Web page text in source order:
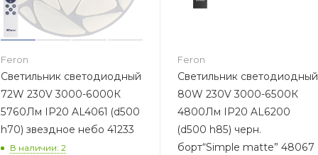
Feron
Светильник светодиодный
72W 230V 3000-6000К
5760Лм IP20 AL4061 (d500
h70) звездное небо 41233
В наличии: 2
Feron
Светильник светодиодный
80W 230V 3000-6500К
4800Лм IP20 AL6200
(d500 h85) черн.
борт“Simple matte” 48067